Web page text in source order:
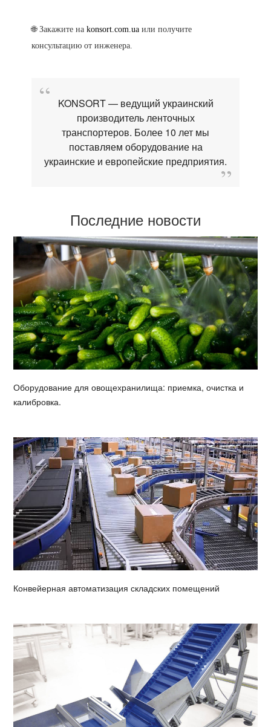
🌐 Закажите наkonsort.com.ua или получите
консультацию от инженера.
KONSORT — ведущий украинский
производитель ленточных
транспортеров. Более 10 лет мы
поставляем оборудование на
украинские и европейские предприятия.
Последние новости
Оборудование для овощехранилища: приемка, очистка и
калибровка.
Конвейерная автоматизация складских помещений